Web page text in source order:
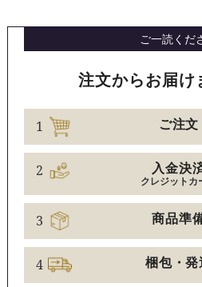
ご一読くだ
注文からお届け
1 ご注文
2 入金決
クレジットカ
3 商品準
4 梱包・発